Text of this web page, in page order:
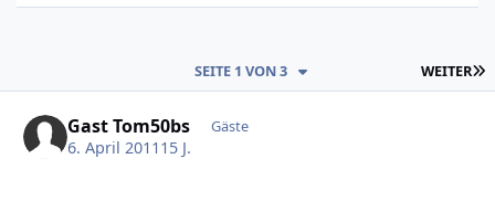
WEITER
SEITE 1 VON 3
Gast Tom50bs Gäste
6. April 2011 15 J.